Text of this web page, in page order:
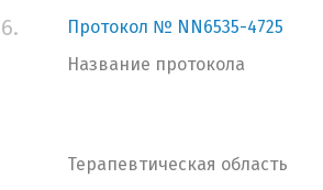
6.
Протокол № NN6535-4725
Название протокола
Терапевтическая область